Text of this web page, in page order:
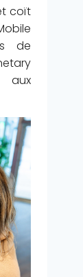
coït
de